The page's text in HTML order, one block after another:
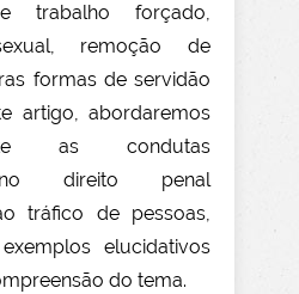
trabalho forçado,
remoção de
formas de servidão
artigo, abordaremos
as condutas
direito penal
tráfico de pessoas,
elucidativos
do tema.